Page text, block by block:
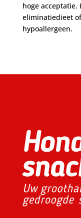
hoge acceptatie.
eliminatiedieet
hypoallergeen.